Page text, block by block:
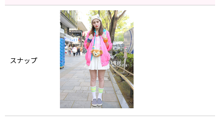
スナップ